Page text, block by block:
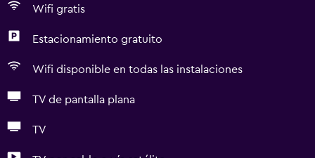
Wifi gratis
Estacionamiento gratuito
Wifi disponible en todas las instalaciones
TV de pantalla plana
TV